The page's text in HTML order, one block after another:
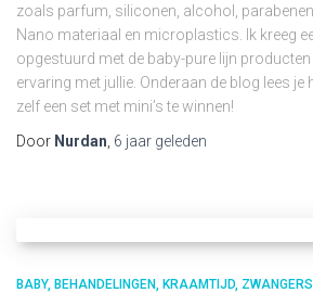
zoals parfum, siliconen, alcohol,
Nano materiaal en microplastics. Ik kreeg
opgestuurd met de baby-pure lijn
ervaring met jullie. Onderaan de blog lees
zelf een set met mini’s te winnen!
Door Nurdan 6 jaar geleden
BABY BEHANDELINGEN KRAAMTIJD